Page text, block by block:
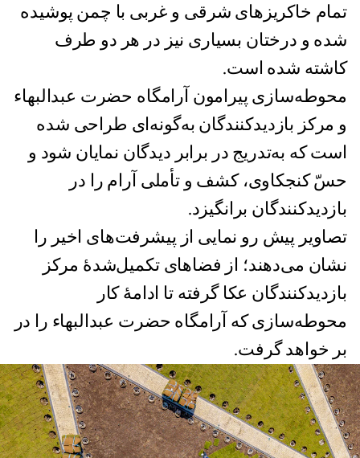
تمام خاکریزهای شرقی و غربی با چمن پوشیده
شده و درختان بسیاری نیز در هر دو طرف
کاشته شده است.
محوطه‌سازی پیرامون آرامگاه حضرت عبدالبهاء
و مرکز بازدیدکنندگان به‌گونه‌ای طراحی شده
است که به‌تدریج در برابر دیدگان نمایان شود و
حسّ کنجکاوی، کشف و تأملی آرام را در
بازدیدکنندگان برانگیزد.
تصاویر پیش رو نمایی از پیشرفت‌های اخیر را
نشان می‌دهند؛ از فضاهای تکمیل‌شدهٔ مرکز
بازدیدکنندگان عکا گرفته تا ادامهٔ کار
محوطه‌سازی که آرامگاه حضرت عبدالبهاء را در
بر خواهد گرفت.